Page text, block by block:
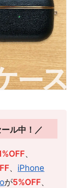
ル中！／
、
、 iPhone
が5%OFF、